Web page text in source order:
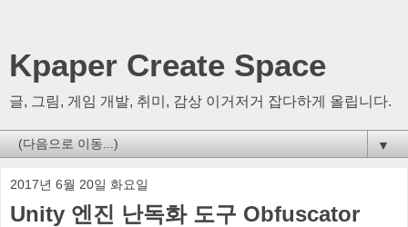
Kpaper Create Space
글, 그림, 게임 개발, 취미, 감상 이거저거 잡다하게 올립니다.
▼
2017년 6월 20일 화요일
Unity 엔진 난독화 도구 Obfuscator